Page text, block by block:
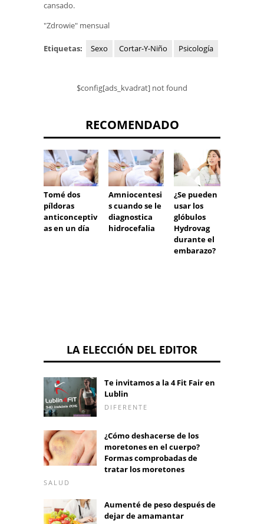
cansado.
"Zdrowie" mensual
Etiquetas: Sexo Cortar-Y-Niño Psicología
$config[ads_kvadrat] not found
RECOMENDADO
Tomé dos
píldoras
anticonceptiv
as en un día
Amniocentesi
s cuando se le
diagnostica
hidrocefalia
¿Se pueden
usar los
glóbulos
Hydrovag
durante el
embarazo?
LA ELECCIÓN DEL EDITOR
Te invitamos a la 4 Fit Fair en
Lublin
DIFERENTE
¿Cómo deshacerse de los
moretones en el cuerpo?
Formas comprobadas de
tratar los moretones
SALUD
Aumenté de peso después de
dejar de amamantar